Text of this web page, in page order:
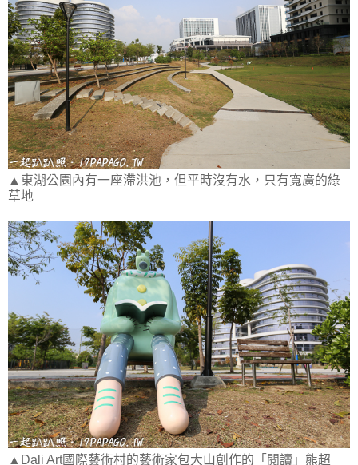
▲東湖公園內有一座滯洪池，但平時沒有水，只有寬廣的綠
草地
▲Dali Art國際藝術村的藝術家包大山創作的「閱讀」熊超